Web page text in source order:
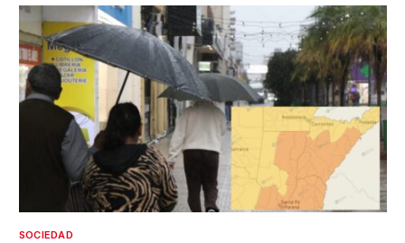
SOCIEDAD